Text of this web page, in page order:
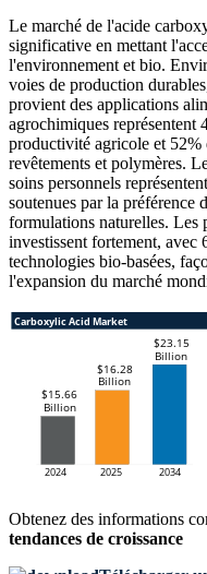
Le marché de l'acide
significative en mettant
l'environnement et bio.
voies de production
provient des applications
agrochimiques
productivité agricole et 52%
revêtements et polymères.
soins personnels
soutenues par la préférence
formulations naturelles. Les
investissent fortement, avec
technologies bio-basées,
l'expansion du marché
Obtenez des informations
tendances de croissance